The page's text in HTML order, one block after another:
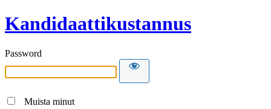
Kandidaattikustannus
Password
Muista minut